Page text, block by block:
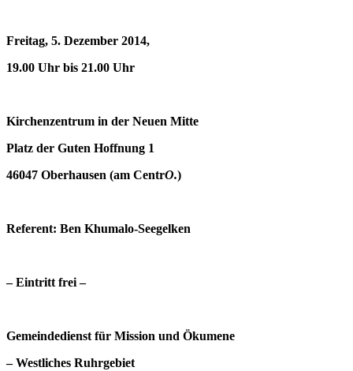
Freitag, 5. Dezember 2014,
19.00 Uhr bis 21.00 Uhr
Kirchenzentrum in der Neuen Mitte
Platz der Guten Hoffnung 1
46047 Oberhausen (am CentrO.)
Referent: Ben Khumalo-Seegelken
– Eintritt frei –
Gemeindedienst für Mission und Ökumene
– Westliches Ruhrgebiet